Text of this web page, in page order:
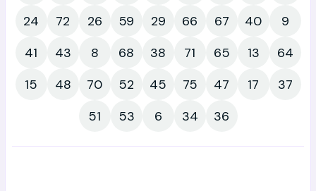
24
72 26 59 29 66 67 40
9
41
43 8 68 38 71 65 13
64
15
48 70 52 45 75 47 17
37
51
53 6 34 36